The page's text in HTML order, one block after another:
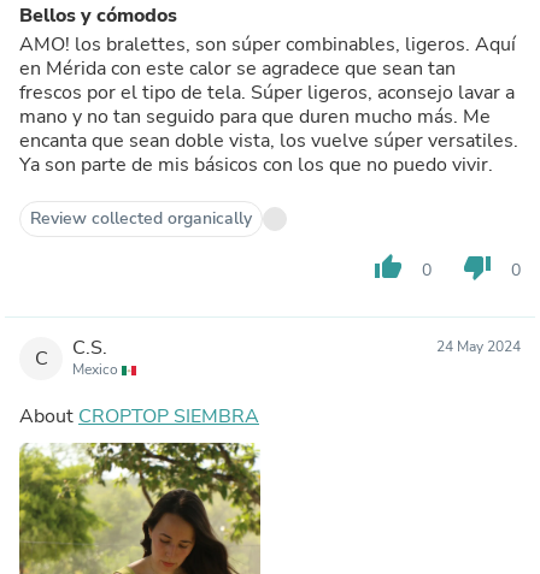
Bellos y cómodos
AMO! los bralettes, son súper combinables, ligeros. Aquí
en Mérida con este calor se agradece que sean tan
frescos por el tipo de tela. Súper ligeros, aconsejo lavar a
mano y no tan seguido para que duren mucho más. Me
encanta que sean doble vista, los vuelve súper versatiles.
Ya son parte de mis básicos con los que no puedo vivir.
Review collected organically
thumb_up 0 thumb_down 0
C C.S.
Mexico
24 May 2024
About CROPTOP SIEMBRA